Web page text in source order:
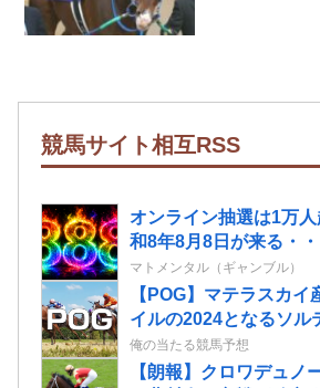
競馬サイト相互RSS
オンライン抽選は1万
和8年8月8日が来る・・
マトメンタル（ギャンブル）
【POG】マテラスカ
イルの2024となるソル
2歳情報
俺の当たる競馬予想
【朗報】クロワデュノ